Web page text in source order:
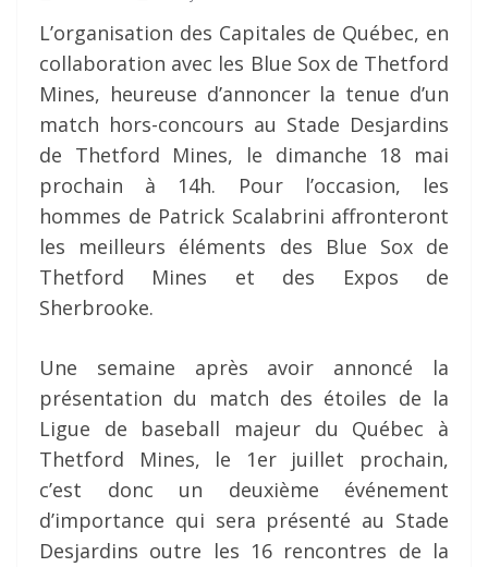
L’organisation des Capitales de Québec, en
collaboration avec les Blue Sox de Thetford
Mines, heureuse d’annoncer la tenue d’un
match hors-concours au Stade Desjardins
de Thetford Mines, le dimanche 18 mai
prochain à 14h. Pour l’occasion, les
hommes de Patrick Scalabrini affronteront
les meilleurs éléments des Blue Sox de
Thetford Mines et des Expos de
Sherbrooke.
Une semaine après avoir annoncé la
présentation du match des étoiles de la
Ligue de baseball majeur du Québec à
Thetford Mines, le 1er juillet prochain,
c’est donc un deuxième événement
d’importance qui sera présenté au Stade
Desjardins outre les 16 rencontres de la